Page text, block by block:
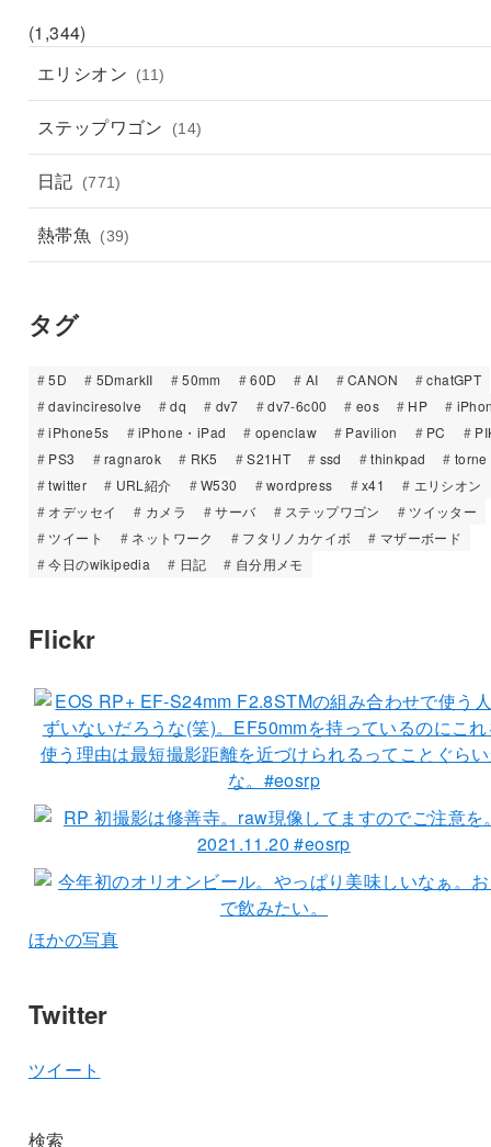
(1,344)
エリシオン
(11)
ステップワゴン (14)
日記 (771)
熱帯魚 (39)
タグ
5D 5DmarkII 50mm 60D AI CANON
chatGPT
davinciresolve
dq dv7 dv7-6c00 eos HP
iPhone5s
iPhone・iPad openclaw Pavilion PC
PS3
ragnarok RK5 S21HT ssd thinkpad
torne
twitter
URL紹介 W530 wordpress x41
エリシオン
オデッセイ
カメラ サーバ ステップワゴン
ツイッター
ツイート
ネットワーク フタリノカケイボ
マザーボード
今日のwikipedia
日記 自分用メモ
Flickr
ほかの写真
Twitter
ツイート
検索